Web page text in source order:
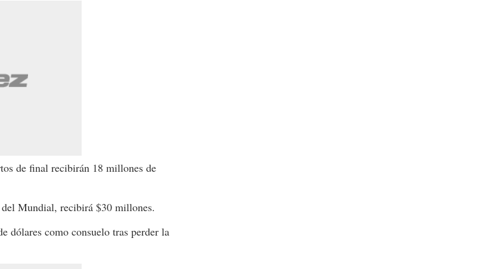
de final recibirán 18 millones de
Mundial, recibirá $30 millones.
dólares como consuelo tras perder la